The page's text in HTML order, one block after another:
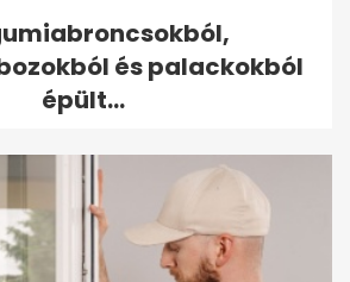
és palackokból
épült...